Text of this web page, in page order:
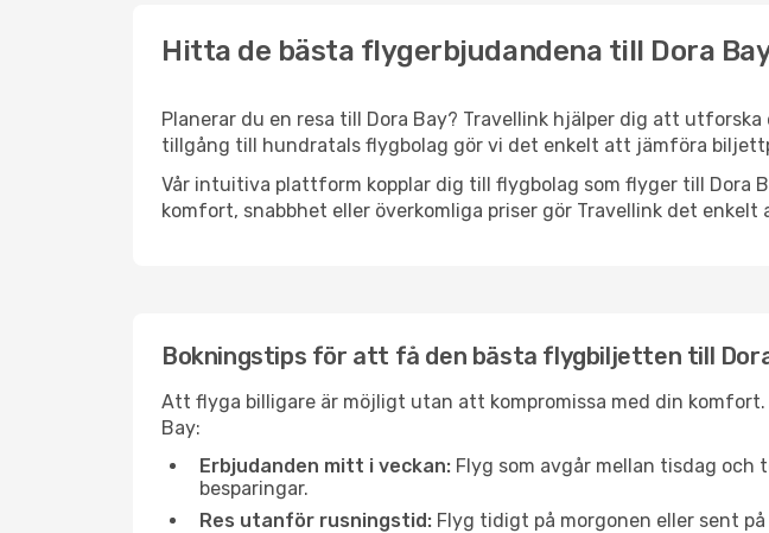
Hitta de bästa flygerbjudandena till Dora
Planerar du en resa till Dora Bay? Travellink hjälper dig att
tillgång till hundratals flygbolag gör vi det enkelt att jämföra
Vår intuitiva plattform kopplar dig till flygbolag som flyger till Dora
komfort, snabbhet eller överkomliga priser gör Travellink det
Bokningstips för att få den bästa flygbiljetten till
Att flyga billigare är möjligt utan att kompromissa med din
Bay:
Erbjudanden mitt i veckan: Flyg som avgår mellan tisdag
besparingar.
Res utanför rusningstid: Flyg tidigt på morgonen eller sent